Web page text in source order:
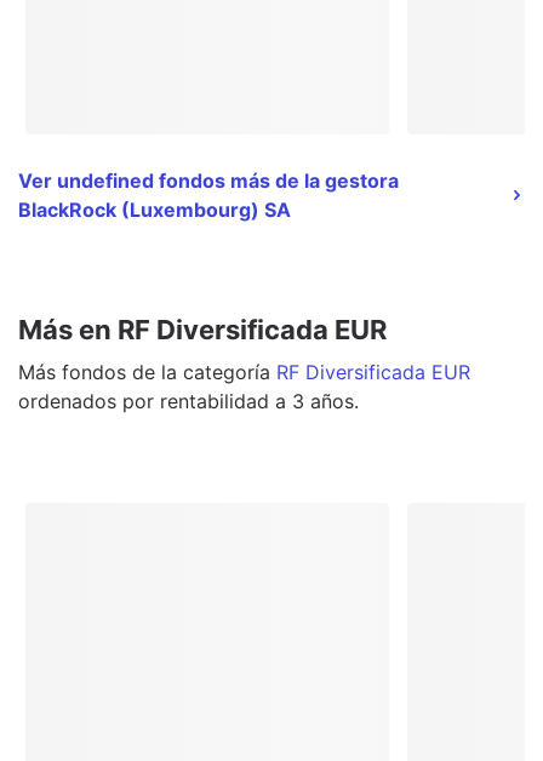
Ver undefined fondos más de la gestora
BlackRock (Luxembourg) SA
Más en RF Diversificada EUR
Más fondos de la categoría RF Diversificada EUR
ordenados por rentabilidad a 3 años.